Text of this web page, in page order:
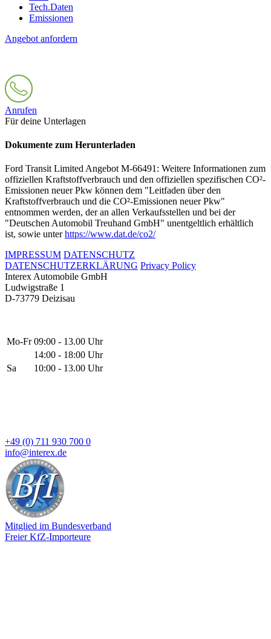
Tech.Daten
Emissionen
Angebot anfordern
Anrufen
Für deine Unterlagen
Dokumente zum Herunterladen
Ford Transit Limited Angebot M-66491: Weitere Informationen zum
offiziellen Kraftstoffverbrauch und den offiziellen spezifischen CO²-
Emissionen neuer Pkw können dem "Leitfaden über den
Kraftstoffverbrauch und die CO²-Emissionen neuer Pkw"
entnommen werden, der an allen Verkaufsstellen und bei der
"Deutschen Automobil Treuhand GmbH" unentgeltlich erhältlich
ist, sowie unterhttps://www.dat.de/co2/
IMPRESSUM DATENSCHUTZ
DATENSCHUTZERKLÄRUNG Privacy Policy
Interex Automobile GmbH
Ludwigstraße 1
D-73779 Deizisau
Mo-Fr 09:00 - 13.00 Uhr
14:00 - 18:00 Uhr
Sa
10:00 - 13.00 Uhr
+49 (0) 711 930 700 0
info@interex.de
Mitglied im Bundesverband
Freier KfZ-Importeure